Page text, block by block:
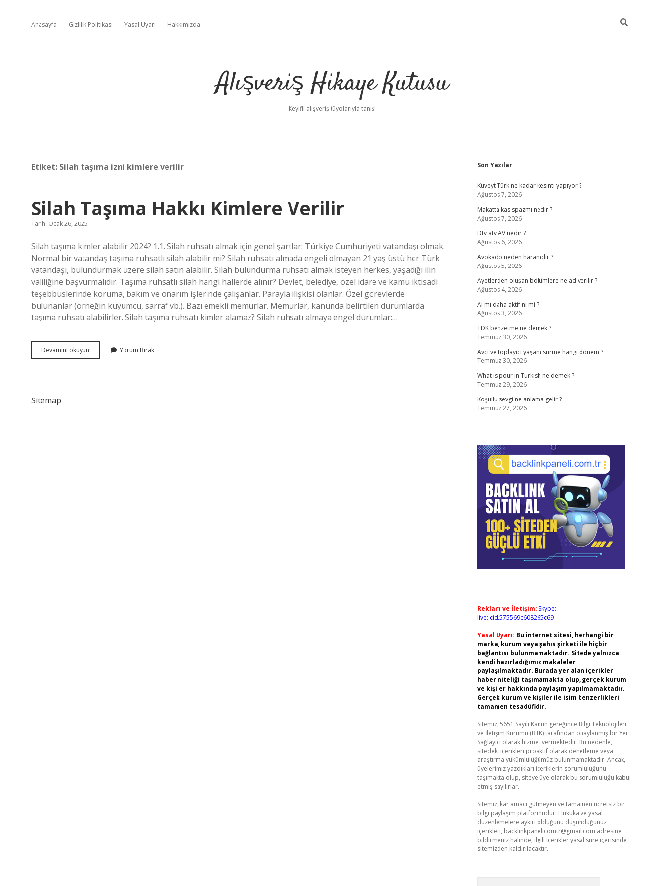
Anasayfa Gizlilik Politikası Yasal Uyarı Hakkımızda
Alışveriş Hikaye Kutusu
Keyifli alışveriş tüyolarıyla tanış!
Etiket: Silah taşıma izni kimlere verilir
Silah Taşıma Hakkı Kimlere Verilir
Tarih: Ocak 26, 2025
Silah taşıma kimler alabilir 2024? 1.1. Silah ruhsatı almak için genel şartlar: Türkiye Cumhuriyeti vatandaşı olmak.
Normal bir vatandaş taşıma ruhsatlı silah alabilir mi? Silah ruhsatı almada engeli olmayan 21 yaş üstü her Türk
vatandaşı, bulundurmak üzere silah satın alabilir. Silah bulundurma ruhsatı almak isteyen herkes, yaşadığı ilin
valiliğine başvurmalıdır. Taşıma ruhsatlı silah hangi hallerde alınır? Devlet, belediye, özel idare ve kamu iktisadi
teşebbüslerinde koruma, bakım ve onarım işlerinde çalışanlar. Parayla ilişkisi olanlar. Özel görevlerde
bulunanlar (örneğin kuyumcu, sarraf vb.). Bazı emekli memurlar. Memurlar, kanunda belirtilen durumlarda
taşıma ruhsatı alabilirler. Silah taşıma ruhsatı kimler alamaz? Silah ruhsatı almaya engel durumlar:…
Devamını okuyun
Taşıma
Yorum Bırak
Sitemap
Sidebar
Son Yazılar
Kuveyt Türk ne kadar kesinti yapıyor ?
Ağustos 7, 2026
Makatta kas spazmı nedir ?
Ağustos 7, 2026
Dtv atv AV nedir ?
Ağustos 6, 2026
Avokado neden haramdır ?
Ağustos 5, 2026
Ayetlerden oluşan bölümlere ne ad verilir ?
Ağustos 4, 2026
Al mı daha aktif ni mi ?
Ağustos 3, 2026
TDK benzetme ne demek ?
Temmuz 30, 2026
Avcı ve toplayıcı yaşam sürme hangi dönem ?
Temmuz 30, 2026
What is pour in Turkish ne demek ?
Temmuz 29, 2026
Koşullu sevgi ne anlama gelir ?
Temmuz 27, 2026
Reklam ve İletişim: Skype:
live:.cid.575569c608265c69
Yasal Uyarı: Bu internet sitesi, herhangi bir
marka, kurum veya şahıs şirketi ile hiçbir
bağlantısı bulunmamaktadır. Sitede yalnızca
kendi hazırladığımız makaleler
paylaşılmaktadır. Burada yer alan içerikler
haber niteliği taşımamakta olup, gerçek kurum
ve kişiler hakkında paylaşım yapılmamaktadır.
Gerçek kurum ve kişiler ile isim benzerlikleri
tamamen tesadüfidir.
Sitemiz, 5651 Sayılı Kanun gereğince Bilgi Teknolojileri
ve İletişim Kurumu (BTK) tarafından onaylanmış bir Yer
Sağlayıcı olarak hizmet vermektedir. Bu nedenle,
sitedeki içerikleri proaktif olarak denetleme veya
araştırma yükümlülüğümüz bulunmamaktadır. Ancak,
üyelerimiz yazdıkları içeriklerin sorumluluğunu
taşımakta olup, siteye üye olarak bu sorumluluğu kabul
etmiş sayılırlar.
Sitemiz, kar amacı gütmeyen ve tamamen ücretsiz bir
bilgi paylaşım platformudur. Hukuka ve yasal
düzenlemelere aykırı olduğunu düşündüğünüz
içerikleri, backlinkpanelicomtr@gmail.com adresine
bildirmeniz halinde, ilgili içerikler yasal süre içerisinde
sitemizden kaldırılacaktır.